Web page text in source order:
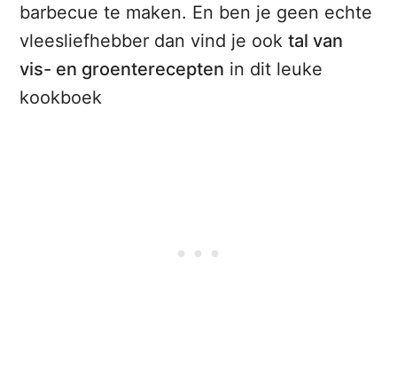
barbecue te maken. En ben je geen echte
vleesliefhebber dan vind je ooktal van
vis- en groenterecepten in dit leuke
kookboek